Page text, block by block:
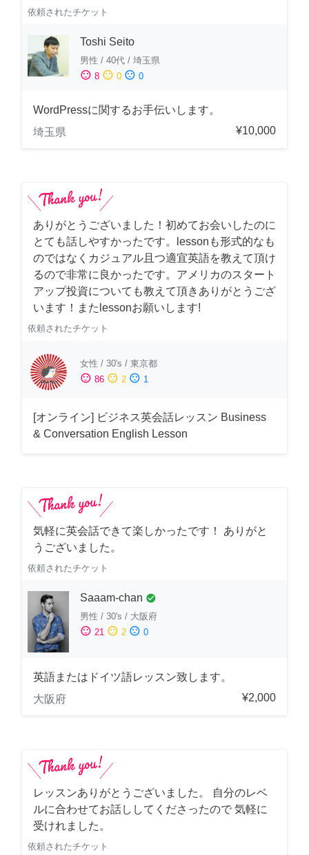
依頼されたチケット
Toshi Seito
男性 / 40代 / 埼玉県
sentiment_satisfied 8 sentiment_neutral 0 sentiment_dissatisfied 0
WordPressに関するお手伝いします。
埼玉県
¥10,000
ありがとうございました！初めてお会いしたのに
とても話しやすかったです。lessonも形式的なも
のではなくカジュアル且つ適宜英語を教えて頂け
るので非常に良かったです。アメリカのスタート
アップ投資についても教えて頂きありがとうござ
います！またlessonお願いします!
依頼されたチケット
女性 / 30's / 東京都
sentiment_satisfied 86 sentiment_neutral 2 sentiment_dissatisfied 1
[オンライン] ビジネス英会話レッスン Business
& Conversation English Lesson
気軽に英会話できて楽しかったです！ ありがと
うございました。
依頼されたチケット
Saaam-chan check_circle
男性 / 30's / 大阪府
sentiment_satisfied 21 sentiment_neutral 2 sentiment_dissatisfied 0
英語またはドイツ語レッスン致します。
大阪府
¥2,000
レッスンありがとうございました。 自分のレベ
ルに合わせてお話ししてくださったので 気軽に
受けれました。
依頼されたチケット